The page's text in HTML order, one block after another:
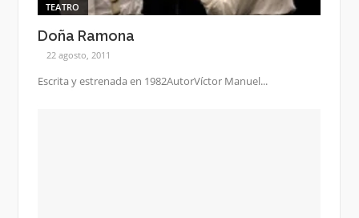
TEATRO
Doña Ramona
22 agosto, 2011
Escrita y estrenada en 1982AutorVíctor Manuel...